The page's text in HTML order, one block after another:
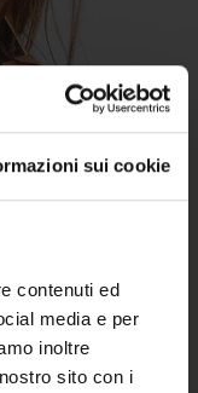
sui cookie
contenuti ed
media e per
inoltre
sito con i